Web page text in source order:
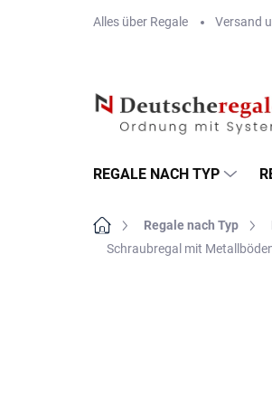
Alles über Regale Versand
REGALE NACH TYP
StartseiteRegale nach Typ
Schraubregal mit